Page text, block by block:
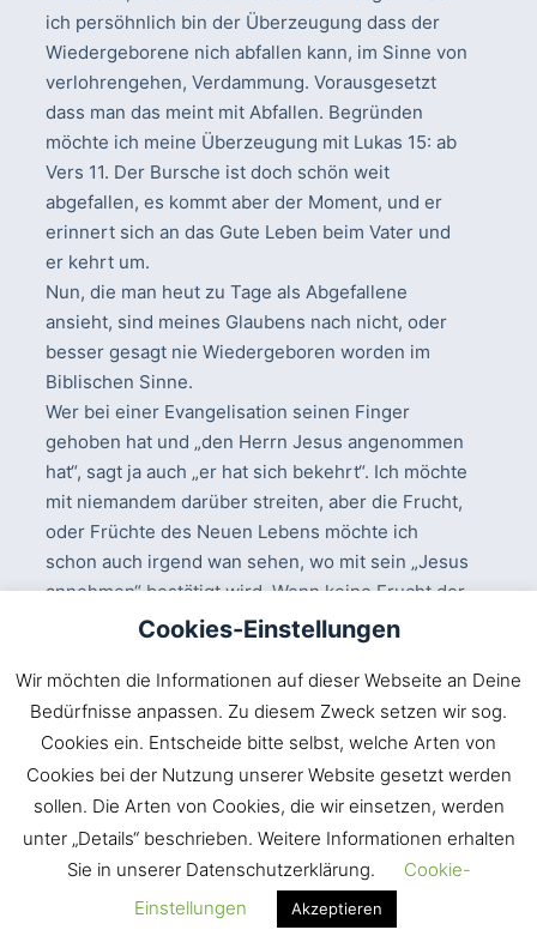
ich persöhnlich bin der Überzeugung dass der
Wiedergeborene nich abfallen kann, im Sinne von
verlohrengehen, Verdammung. Vorausgesetzt
dass man das meint mit Abfallen. Begründen
möchte ich meine Überzeugung mit Lukas 15: ab
Vers 11. Der Bursche ist doch schön weit
abgefallen, es kommt aber der Moment, und er
erinnert sich an das Gute Leben beim Vater und
er kehrt um.
Nun, die man heut zu Tage als Abgefallene
ansieht, sind meines Glaubens nach nicht, oder
besser gesagt nie Wiedergeboren worden im
Biblischen Sinne.
Wer bei einer Evangelisation seinen Finger
gehoben hat und „den Herrn Jesus angenommen
hat“, sagt ja auch „er hat sich bekehrt“. Ich möchte
mit niemandem darüber streiten, aber die Frucht,
oder Früchte des Neuen Lebens möchte ich
schon auch irgend wan sehen, wo mit sein „Jesus
annehmen“ bestätigt wird. Wenn keine Frucht der
Buse ist, kann sein „fröhliches mitmachen“ in
einer Organisation/“Gemeinde“ ne ganze Weile
anhalten bis er gezwungen wird Farbe zu
bekennen. Das möchte ja auch der Heiland, oder
anders gesagt, Gott lässt sich nicht spotten. Dass
ist schon eine ernste sache die die Kinder Gottes
kennen und erfahren im Leben mit Christus
1.Korinther 8:3. Und wer von IHM erkannt ist hat in
sich das Zeugnis des Allerhöchsten in Christus
Jesus und läuft vor Freude über. Oder was denkt
Cookies-Einstellungen
Wir möchten die Informationen auf dieser Webseite an Deine
Bedürfnisse anpassen. Zu diesem Zweck setzen wir sog.
Cookies ein. Entscheide bitte selbst, welche Arten von
Cookies bei der Nutzung unserer Website gesetzt werden
sollen. Die Arten von Cookies, die wir einsetzen, werden
unter „Details“ beschrieben. Weitere Informationen erhalten
Sie in unserer Datenschutzerklärung.
Cookie-
Einstellungen
Akzeptieren